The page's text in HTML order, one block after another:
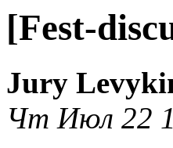
[Fest-
Jury
Чт Июл 22